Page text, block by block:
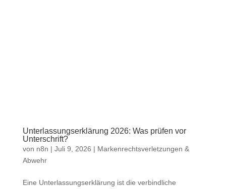
Unterlassungserklärung 2026: Was prüfen vor
Unterschrift?
von n8n | Juli 9, 2026 | Markenrechtsverletzungen &
Abwehr
Eine Unterlassungserklärung ist die verbindliche